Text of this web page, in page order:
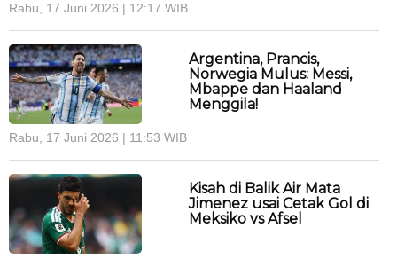
Rabu, 17 Juni 2026 | 12:17 WIB
Argentina, Prancis,
Norwegia Mulus: Messi,
Mbappe dan Haaland
Menggila!
Rabu, 17 Juni 2026 | 11:53 WIB
Kisah di Balik Air Mata
Jimenez usai Cetak Gol di
Meksiko vs Afsel